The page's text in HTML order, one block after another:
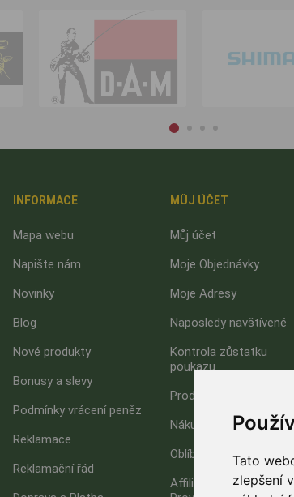
Tato
zlepšení
INFORMACE
Mapa webu
Napište nám
Novinky
Blog
Nové produkty
Bonusy a slevy
Podmínky vrácení peněz
Reklamace
Reklamační řád
MŮJ ÚČET
Můj účet
Moje Objednávky
Moje Adresy
Naposledy navštívené
Kontrola zůstatku
poukazu
Produkty k porovnání
Nákupní košík
Oblíbené
Affiliate program -